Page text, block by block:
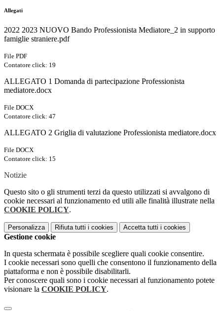
Allegati
2022 2023 NUOVO Bando Professionista Mediatore_2 in supporto
famiglie straniere.pdf
File PDF
Contatore click: 19
ALLEGATO 1 Domanda di partecipazione Professionista
mediatore.docx
File DOCX
Contatore click: 47
ALLEGATO 2 Griglia di valutazione Professionista mediatore.docx
File DOCX
Contatore click: 15
Notizie
Questo sito o gli strumenti terzi da questo utilizzati si avvalgono di
cookie necessari al funzionamento ed utili alle finalità illustrate nella
COOKIE POLICY.
Personalizza Rifiuta tutti i cookies Accetta tutti i cookies
Gestione cookie
In questa schermata è possibile scegliere quali cookie consentire.
I cookie necessari sono quelli che consentono il funzionamento della
piattaforma e non è possibile disabilitarli.
Per conoscere quali sono i cookie necessari al funzionamento potete
visionare la COOKIE POLICY.